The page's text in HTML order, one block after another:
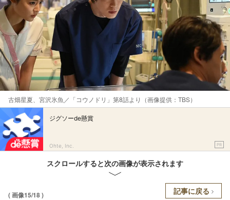
古畑星夏、宮沢氷魚／「コウノドリ」第8話より（画像提供：TBS）
ジグソーde懸賞
Ohte, Inc. PR
スクロールすると次の画像が表示されます
( 画像15/18 ) 記事に戻る